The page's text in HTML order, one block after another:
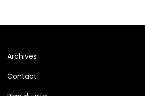
Archives
Contact